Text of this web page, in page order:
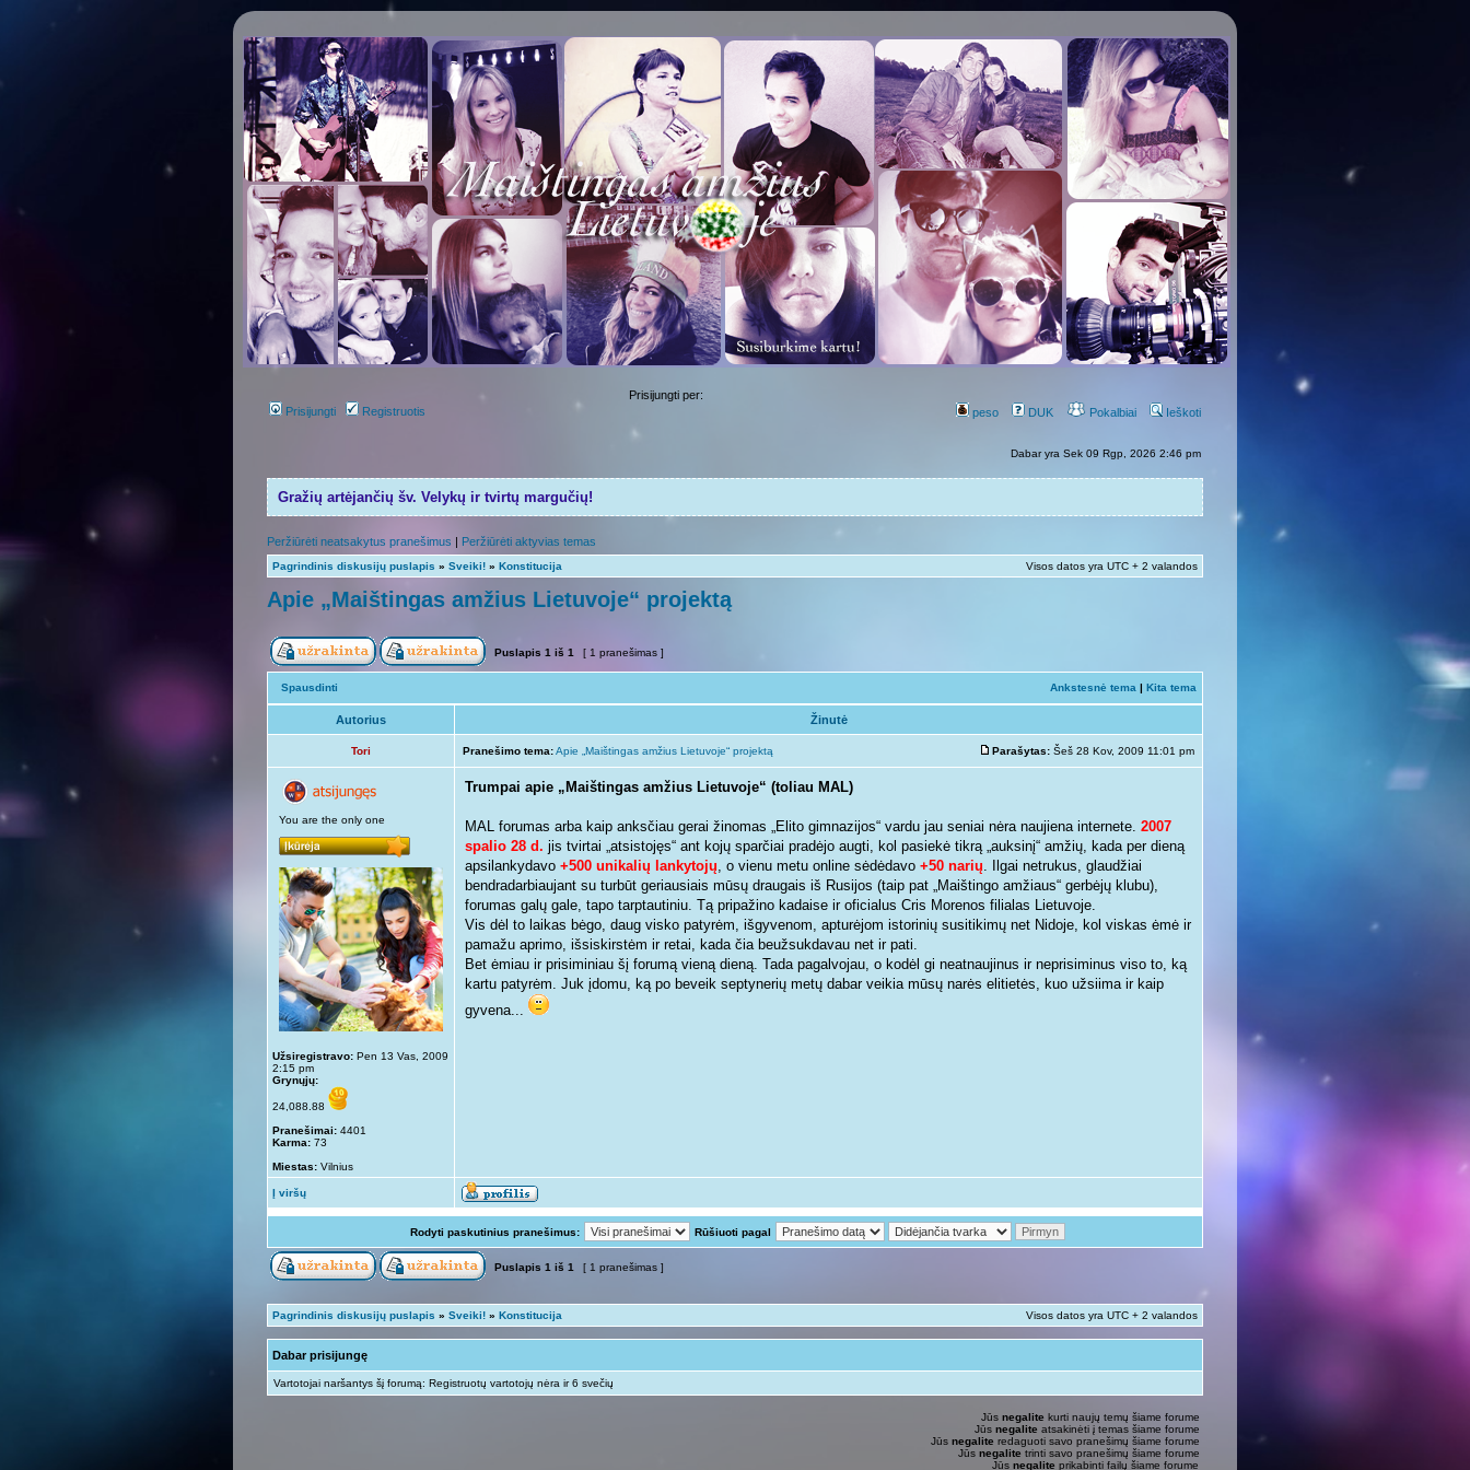
Prisijungti Registruotis
Prisijungti per:
peso
DUK Pokalbiai Ieškoti
Dabar yra Sek 09 Rgp, 2026 2:46 pm
Gražių artėjančių šv. Velykų ir tvirtų margučių!
Peržiūrėti neatsakytus pranešimus | Peržiūrėti aktyvias temas
Pagrindinis diskusijų puslapis » Sveiki! » Konstitucija Visos datos yra UTC + 2 valandos
Apie „Maištingas amžius Lietuvoje“ projektą
Puslapis 1 iš 1 [ 1 pranešimas ]
Spausdinti Ankstesnė tema | Kita tema
Autorius Žinutė
Tori Pranešimo tema:Apie „Maištingas amžius Lietuvoje“ projektą Parašytas: Šeš 28 Kov, 2009 11:01 pm
You are the only one
Užsiregistravo: Pen 13 Vas, 2009
2:15 pm
Grynųjų:
24,088.88
Pranešimai: 4401
Karma: 73
Miestas: Vilnius
Trumpai apie „Maištingas amžius Lietuvoje“ (toliau MAL)
MAL forumas arba kaip anksčiau gerai žinomas „Elito gimnazijos“ vardu jau seniai nėra naujiena internete. 2007
spalio 28 d. jis tvirtai „atsistojęs“ ant kojų sparčiai pradėjo augti, kol pasiekė tikrą „auksinį“ amžių, kada per dieną
apsilankydavo +500 unikalių lankytojų, o vienu metu online sėdėdavo +50 narių. Ilgai netrukus, glaudžiai
bendradarbiaujant su turbūt geriausiais mūsų draugais iš Rusijos (taip pat „Maištingo amžiaus“ gerbėjų klubu),
forumas galų gale, tapo tarptautiniu. Tą pripažino kadaise ir oficialus Cris Morenos filialas Lietuvoje.
Vis dėl to laikas bėgo, daug visko patyrėm, išgyvenom, apturėjom istorinių susitikimų net Nidoje, kol viskas ėmė ir
pamažu aprimo, išsiskirstėm ir retai, kada čia beužsukdavau net ir pati.
Bet ėmiau ir prisiminiau šį forumą vieną dieną. Tada pagalvojau, o kodėl gi neatnaujinus ir neprisiminus viso to, ką
kartu patyrėm. Juk įdomu, ką po beveik septynerių metų dabar veikia mūsų narės elitietės, kuo užsiima ir kaip
gyvena...
Į viršų
Rodyti paskutinius pranešimus: Rūšiuoti pagal
Puslapis 1 iš 1 [ 1 pranešimas ]
Pagrindinis diskusijų puslapis » Sveiki! » Konstitucija Visos datos yra UTC + 2 valandos
Dabar prisijungę
Vartotojai naršantys šį forumą: Registruotų vartotojų nėra ir 6 svečių
Jūs negalite kurti naujų temų šiame forume
Jūs negalite atsakinėti į temas šiame forume
Jūs negalite redaguoti savo pranešimų šiame forume
Jūs negalite trinti savo pranešimų šiame forume
Jūs negalite prikabinti failų šiame forume